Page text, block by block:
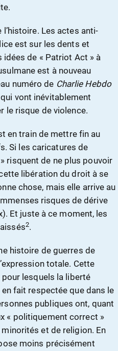
Les actes anti-
est sur les dents et
idées de « Patriot Act » à
est à nouveau
numéro de Charlie Hebdo
vont inévitablement
le risque de violence.
en train de mettre fin au
Si les caricatures de
risquent de ne plus pouvoir
libération du droit à se
chose, mais elle arrive au
risques de dérive
Et juste à ce moment, les
2.
histoire de guerres de
totale. Cette
lesquels la liberté
en fait respectée que dans le
publiques ont, quant
« politiquement correct »
et de religion. En
moins précisément